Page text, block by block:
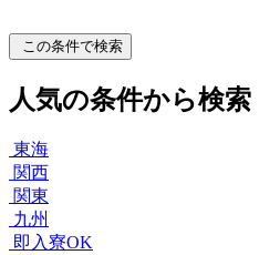
この条件で検索
人気の条件から検索
東海
関西
関東
九州
即入寮OK